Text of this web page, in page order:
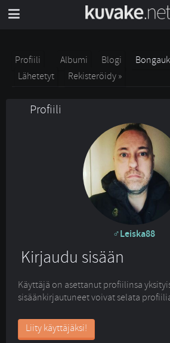
Profiili Albumi Blogi
Lähetetyt
Rekisteröidy »
Profiili
Leiska88
Kirjaudu sisään
Käyttäjä on asettanut profiilinsa
sisäänkirjautuneet voivat selata
Liity käyttäjäksi!